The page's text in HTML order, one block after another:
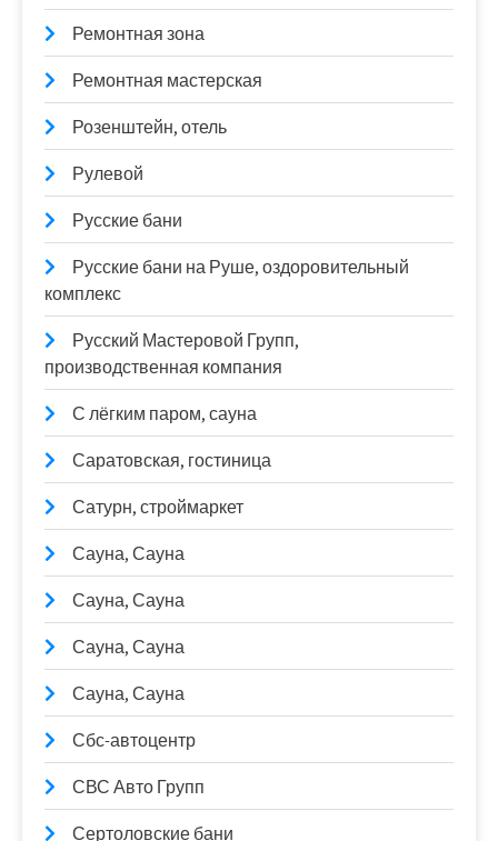
Ремонтная зона
Ремонтная мастерская
Розенштейн, отель
Рулевой
Русские бани
Русские бани на Руше, оздоровительный
комплекс
Русский Мастеровой Групп,
производственная компания
С лёгким паром, сауна
Саратовская, гостиница
Сатурн, строймаркет
Сауна, Сауна
Сауна, Сауна
Сауна, Сауна
Сауна, Сауна
Сбс-автоцентр
СВС Авто Групп
Сертоловские бани